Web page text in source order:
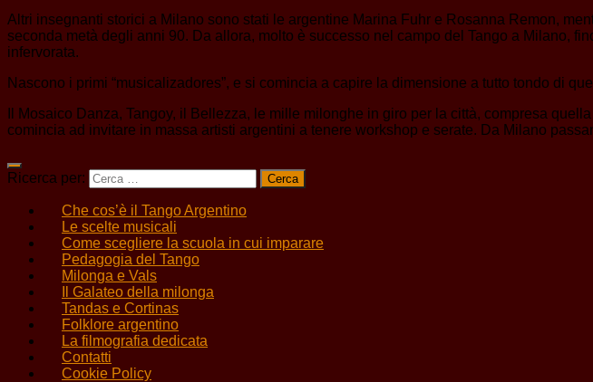
Altri insegnanti storici a Milano sono stati le argentine Marina Fuhr e Rosanna Remon,
seconda metà degli anni 90. Da allora, molto è successo nel campo del Tango a Milano,
infervorata.
Nascono i primi “musicalizadores”, e si comincia a capire la dimensione a tutto tondo di
Il Mosaico Danza, Tangoy, il Bellezza, le mille milonghe in giro per la città, compresa
comincia ad invitare in massa artisti argentini a tenere workshop e serate. Da Milano
Ricerca per:
Che cos’è il Tango Argentino
Le scelte musicali
Come scegliere la scuola in cui imparare
Pedagogia del Tango
Milonga e Vals
Il Galateo della milonga
Tandas e Cortinas
Folklore argentino
La filmografia dedicata
Contatti
Cookie Policy